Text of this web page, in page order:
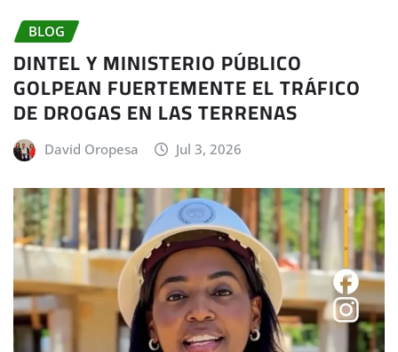
BLOG
DINTEL Y MINISTERIO PÚBLICO
GOLPEAN FUERTEMENTE EL TRÁFICO
DE DROGAS EN LAS TERRENAS
David Oropesa Jul 3, 2026